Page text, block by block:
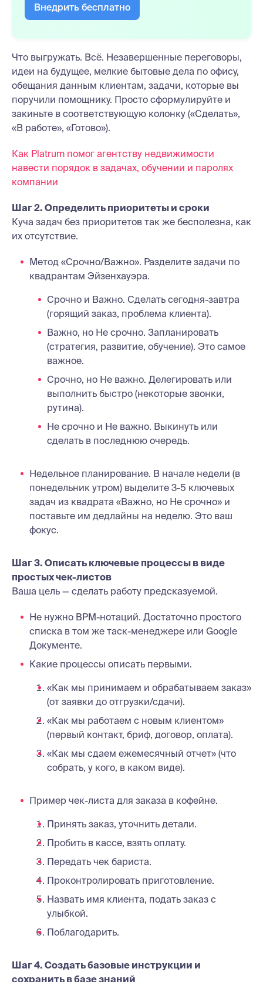
Внедрить бесплатно
Что выгружать. Всё. Незавершенные переговоры,
идеи на будущее, мелкие бытовые дела по офису,
обещания данным клиентам, задачи, которые вы
поручили помощнику. Просто сформулируйте и
закиньте в соответствующую колонку («Сделать»,
«В работе», «Готово»).
Как Platrum помог агентству недвижимости
навести порядок в задачах, обучении и паролях
компании
Шаг 2. Определить приоритеты и сроки
Куча задач без приоритетов так же бесполезна, как
их отсутствие.
Метод «Срочно/Важно». Разделите задачи по
квадрантам Эйзенхауэра.
Срочно и Важно. Сделать сегодня-завтра
(горящий заказ, проблема клиента).
Важно, но Не срочно. Запланировать
(стратегия, развитие, обучение). Это самое
важное.
Срочно, но Не важно. Делегировать или
выполнить быстро (некоторые звонки,
рутина).
Не срочно и Не важно. Выкинуть или
сделать в последнюю очередь.
Недельное планирование. В начале недели (в
понедельник утром) выделите 3-5 ключевых
задач из квадрата «Важно, но Не срочно» и
поставьте им дедлайны на неделю. Это ваш
фокус.
Шаг 3. Описать ключевые процессы в виде
простых чек-листов
Ваша цель — сделать работу предсказуемой.
Не нужно BPM-нотаций. Достаточно простого
списка в том же таск-менеджере или Google
Документе.
Какие процессы описать первыми.
«Как мы принимаем и обрабатываем заказ»
(от заявки до отгрузки/сдачи).
«Как мы работаем с новым клиентом»
(первый контакт, бриф, договор, оплата).
«Как мы сдаем ежемесячный отчет» (что
собрать, у кого, в каком виде).
Пример чек-листа для заказа в кофейне.
Принять заказ, уточнить детали.
Пробить в кассе, взять оплату.
Передать чек бариста.
Проконтролировать приготовление.
Назвать имя клиента, подать заказ с
улыбкой.
Поблагодарить.
Шаг 4. Создать базовые инструкции и
сохранить в базе знаний